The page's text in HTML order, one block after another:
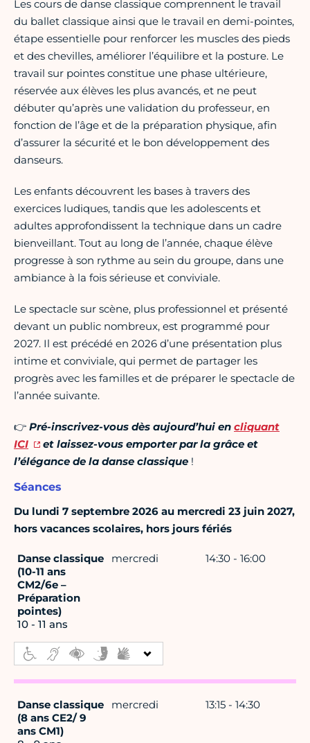
Les cours de danse classique comprennent le travail
du ballet classique ainsi que le travail en demi-pointes,
étape essentielle pour renforcer les muscles des pieds
et des chevilles, améliorer l’équilibre et la posture. Le
travail sur pointes constitue une phase ultérieure,
réservée aux élèves les plus avancés, et ne peut
débuter qu’après une validation du professeur, en
fonction de l’âge et de la préparation physique, afin
d’assurer la sécurité et le bon développement des
danseurs.
Les enfants découvrent les bases à travers des
exercices ludiques, tandis que les adolescents et
adultes approfondissent la technique dans un cadre
bienveillant. Tout au long de l’année, chaque élève
progresse à son rythme au sein du groupe, dans une
ambiance à la fois sérieuse et conviviale.
Le spectacle sur scène, plus professionnel et présenté
devant un public nombreux, est programmé pour
2027. Il est précédé en 2026 d’une présentation plus
intime et conviviale, qui permet de partager les
progrès avec les familles et de préparer le spectacle de
l’année suivante.
👉 Pré-inscrivez-vous dès aujourd’hui en cliquant
ICI
et laissez-vous emporter par la grâce et
l’élégance de la danse classique !
Séances
Du lundi 7 septembre 2026 au mercredi 23 juin 2027,
hors vacances scolaires, hors jours fériés
Danse classique
(10-11 ans
CM2/6e –
Préparation
pointes)
10 - 11 ans
mercredi 14:30 - 16:00
Danse classique
(8 ans CE2/ 9
ans CM1)
mercredi 13:15 - 14:30